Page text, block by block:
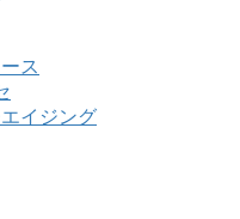
ス
イジング